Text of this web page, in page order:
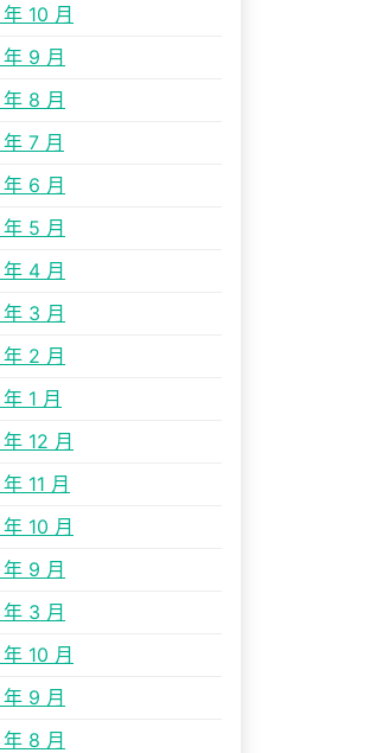
10 月
9 月
8 月
7 月
6 月
5 月
4 月
3 月
2 月
1 月
12 月
11 月
10 月
9 月
3 月
10 月
9 月
8 月